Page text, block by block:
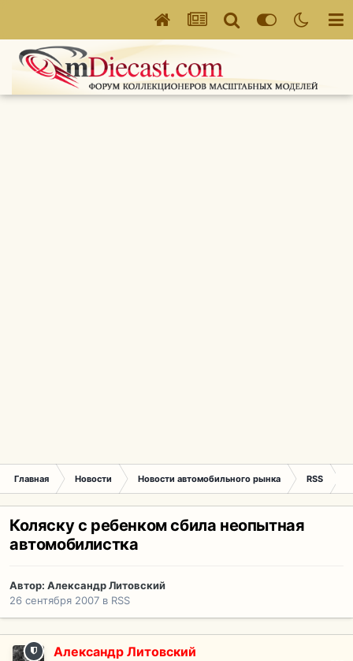
Главная Новости Новости автомобильного рынка RSS
Коляску с ребенком сбила неопытная
автомобилистка
Автор: Александр Литовский
26 сентября 2007 в RSS
Александр Литовский